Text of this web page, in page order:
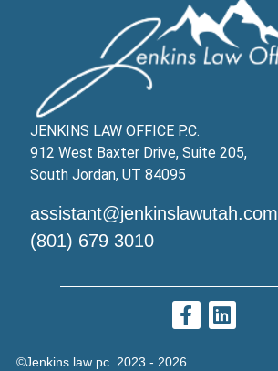
JENKINS LAW OFFICE P.C.
912 West Baxter Drive, Suite 205,
South Jordan, UT 84095
assistant@jenkinslawutah.com
(801) 679 3010
©Jenkins law pc. 2023 - 2026